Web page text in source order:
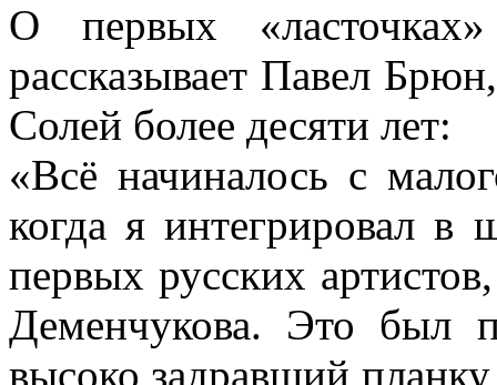
О первых
рассказывает Павел
Солей более десяти лет:
«Всё начиналось с
когда я интегрировал
первых русских
Деменчукова. Это был
высоко задравший